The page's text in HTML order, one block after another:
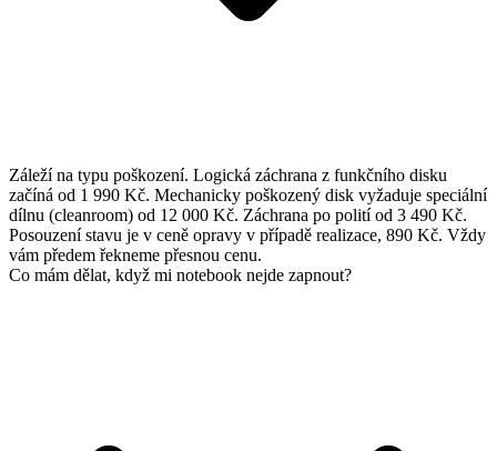
Záleží na typu poškození. Logická záchrana z funkčního disku
začíná od 1 990 Kč. Mechanicky poškozený disk vyžaduje speciální
dílnu (cleanroom) od 12 000 Kč. Záchrana po polití od 3 490 Kč.
Posouzení stavu je v ceně opravy v případě realizace, 890 Kč. Vždy
vám předem řekneme přesnou cenu.
Co mám dělat, když mi notebook nejde zapnout?